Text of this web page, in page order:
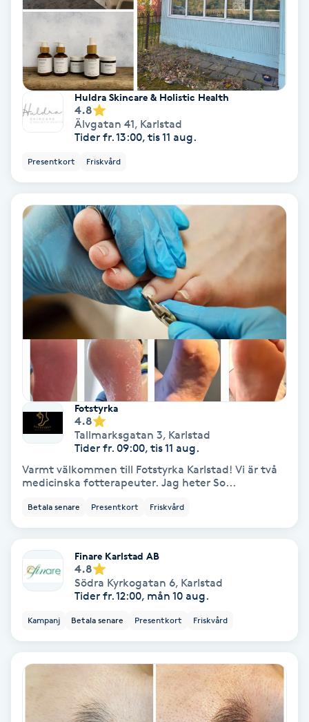
Fotmassage
Fotsvamp
Fotvård
Fransar
Fransfärgning
Fransförlängning
Fransförlängning Megavolym
Fransförlängning Volym
Fransk manikyr
Fransrengöring
Frekvensterapi
Friskvård
Frisör
Funktionsanalys
Färgning
Huldra Skincare & Holistic Health
4.8
Älvgatan 41, Karlstad
Tider fr. 13:00, tis 11 aug.
Presentkort Friskvård
Fotstyrka
4.8
Tallmarksgatan 3, Karlstad
Tider fr. 09:00, tis 11 aug.
Varmt välkommen till Fotstyrka Karlstad! Vi är två
medicinska fotterapeuter. Jag heter So...
Betala senare Presentkort Friskvård
Finare Karlstad AB
4.8
Södra Kyrkogatan 6, Karlstad
Tider fr. 12:00, mån 10 aug.
Kampanj Betala senare Presentkort Friskvård